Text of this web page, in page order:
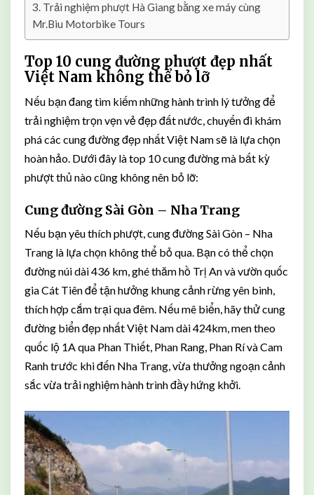
N
a
Trải nghiệm phượt Hà Giang bằng xe máy cùng
Mr.Biu Motorbike Tours
Top 10 cung đường phượt đẹp nhất
Việt Nam không thể bỏ lỡ
Nếu bạn đang tìm kiếm những hành trình lý tưởng để
trải nghiệm trọn vẹn vẻ đẹp đất nước, chuyến đi khám
phá các cung đường đẹp nhất Việt Nam sẽ là lựa chọn
hoàn hảo. Dưới đây là top 10 cung đường mà bất kỳ
phượt thủ nào cũng không nên bỏ lỡ:
Cung đường Sài Gòn – Nha Trang
Nếu bạn yêu thích phượt, cung đường Sài Gòn – Nha
Trang là lựa chọn không thể bỏ qua. Bạn có thể chọn
đường núi dài 436 km, ghé thăm hồ Trị An và vườn quốc
gia Cát Tiên để tận hưởng khung cảnh rừng yên bình,
thích hợp cắm trại qua đêm. Nếu mê biển, hãy thử cung
đường biển đẹp nhất Việt Nam dài 424km, men theo
quốc lộ 1A qua Phan Thiết, Phan Rang, Phan Rí và Cam
Ranh trước khi đến Nha Trang, vừa thưởng ngoạn cảnh
sắc vừa trải nghiệm hành trình đầy hứng khởi.